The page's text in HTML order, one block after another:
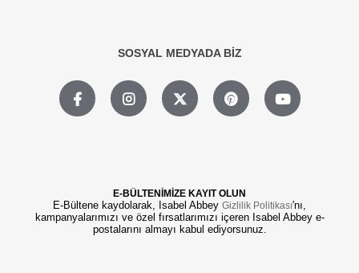
SOSYAL MEDYADA BİZ
E-BÜLTENİMİZE KAYIT OLUN
E-Bültene kaydolarak, Isabel Abbey Gizlilik Politikası'nı,
kampanyalarımızı ve özel fırsatlarımızı içeren Isabel Abbey e-
postalarını almayı kabul ediyorsunuz.